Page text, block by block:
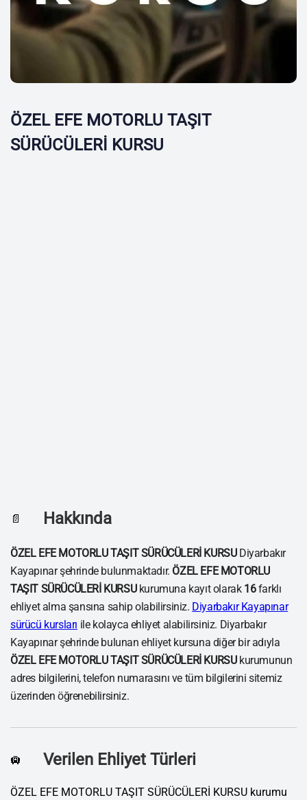
ÖZEL EFE MOTORLU TAŞIT
SÜRÜCÜLERİ KURSU
📄 Hakkında
ÖZEL EFE MOTORLU TAŞIT SÜRÜCÜLERİ KURSUDiyarbakır
Kayapınar şehrinde bulunmaktadır. ÖZEL EFE MOTORLU
TAŞIT SÜRÜCÜLERİ KURSUkurumuna kayıt olarak 16farklı
ehliyet alma şansına sahip olabilirsiniz. Diyarbakır Kayapınar
sürücü kursları ile kolayca ehliyet alabilirsiniz. Diyarbakır
Kayapınar şehrinde bulunan ehliyet kursuna diğer bir adıyla
ÖZEL EFE MOTORLU TAŞIT SÜRÜCÜLERİ KURSUkurumunun
adres bilgilerini, telefon numarasını ve tüm bilgilerini sitemiz
üzerinden öğrenebilirsiniz.
🛄 Verilen Ehliyet Türleri
ÖZEL EFE MOTORLU TAŞIT SÜRÜCÜLERİ KURSU kurumu